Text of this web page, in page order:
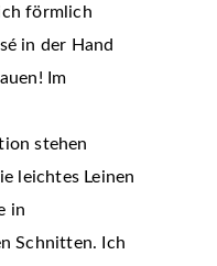
förmlich
in der Hand
Im
stehen
leichtes Leinen
in
Schnitten. Ich